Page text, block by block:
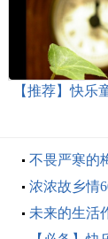
【推荐】快乐
不畏严寒的
浓浓故乡情
未来的生活